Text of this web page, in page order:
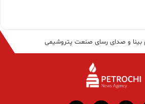
و صدای رسای صنعت پتروشیمی